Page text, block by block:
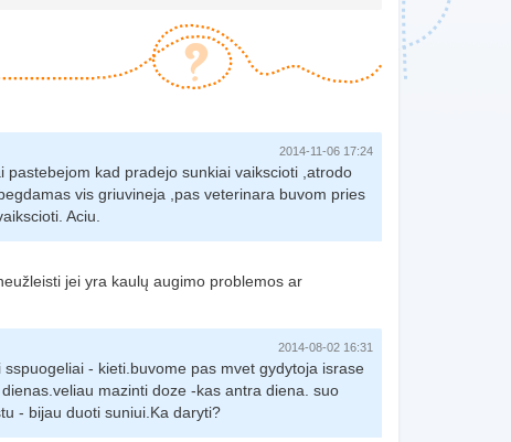
2014-11-06 17:24
pastebejom kad pradejo sunkiai vaikscioti ,atrodo
vis griuvineja ,pas veterinara buvom pries
Aciu.
jei yra kaulų augimo problemos ar
2014-08-02 16:31
- kieti.buvome pas mvet gydytoja israse
mazinti doze -kas antra diena. suo
- bijau duoti suniui.Ka daryti?